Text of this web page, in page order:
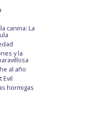
canina: La
y la
al año
Evil
hormigas